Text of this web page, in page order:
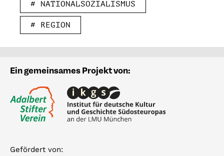
# NATIONALSOZIALISMUS
# REGION
Ein gemeinsames Projekt von:
Gefördert von: